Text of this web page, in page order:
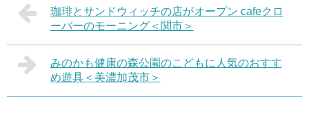
珈琲とサンドウィッチの店がオープン cafeクロ
ーバーのモーニング＜関市＞
みのかも健康の森公園のこどもに人気のおすす
め遊具＜美濃加茂市＞